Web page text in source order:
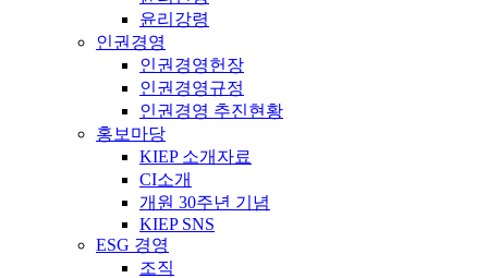
윤리강령
인권경영
인권경영헌장
인권경영규정
인권경영 추진현황
홍보마당
KIEP 소개자료
CI소개
개원 30주년 기념
KIEP SNS
ESG 경영
조직